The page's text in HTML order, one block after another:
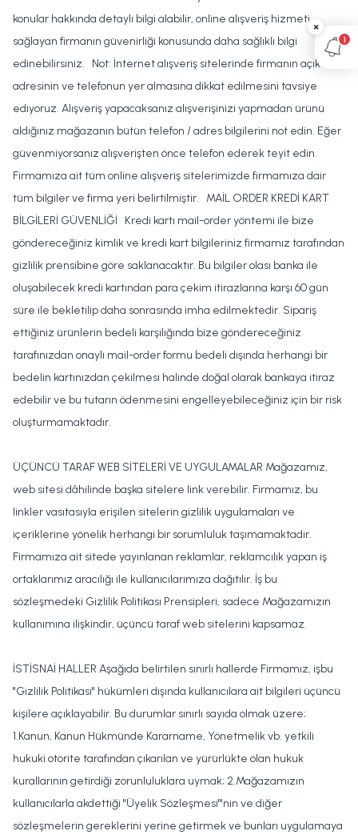
konular hakkında detaylı bilgi alabilir, online alışveriş hizmeti
sağlayan firmanın güvenirliği konusunda daha sağlıklı bilgi
edinebilirsiniz. Not: İnternet alışveriş sitelerinde firmanın açık
adresinin ve telefonun yer almasına dikkat edilmesini tavsiye
ediyoruz. Alışveriş yapacaksanız alışverişinizi yapmadan ürünü
aldığınız mağazanın bütün telefon / adres bilgilerini not edin. Eğer
güvenmiyorsanız alışverişten önce telefon ederek teyit edin.
Firmamıza ait tüm online alışveriş sitelerimizde firmamıza dair
tüm bilgiler ve firma yeri belirtilmiştir. MAİL ORDER KREDİ KART
BİLGİLERİ GÜVENLİĞİ Kredi kartı mail-order yöntemi ile bize
göndereceğiniz kimlik ve kredi kart bilgileriniz firmamız tarafından
gizlilik prensibine göre saklanacaktır. Bu bilgiler olası banka ile
oluşabilecek kredi kartından para çekim itirazlarına karşı 60 gün
süre ile bekletilip daha sonrasında imha edilmektedir. Sipariş
ettiğiniz ürünlerin bedeli karşılığında bize göndereceğiniz
tarafınızdan onaylı mail-order formu bedeli dışında herhangi bir
bedelin kartınızdan çekilmesi halinde doğal olarak bankaya itiraz
edebilir ve bu tutarın ödenmesini engelleyebileceğiniz için bir risk
oluşturmamaktadır.
ÜÇÜNCÜ TARAF WEB SİTELERİ VE UYGULAMALAR Mağazamız,
web sitesi dâhilinde başka sitelere link verebilir. Firmamız, bu
linkler vasıtasıyla erişilen sitelerin gizlilik uygulamaları ve
içeriklerine yönelik herhangi bir sorumluluk taşımamaktadır.
Firmamıza ait sitede yayınlanan reklamlar, reklamcılık yapan iş
ortaklarımız aracılığı ile kullanıcılarımıza dağıtılır. İş bu
sözleşmedeki Gizlilik Politikası Prensipleri, sadece Mağazamızın
kullanımına ilişkindir, üçüncü taraf web sitelerini kapsamaz.
İSTİSNAİ HALLER Aşağıda belirtilen sınırlı hallerde Firmamız, işbu
"Gizlilik Politikası" hükümleri dışında kullanıcılara ait bilgileri üçüncü
kişilere açıklayabilir. Bu durumlar sınırlı sayıda olmak üzere;
1.Kanun, Kanun Hükmünde Kararname, Yönetmelik vb. yetkili
hukuki otorite tarafından çıkarılan ve yürürlükte olan hukuk
kurallarının getirdiği zorunluluklara uymak; 2.Mağazamızın
kullanıcılarla akdettiği "Üyelik Sözleşmesi"'nin ve diğer
sözleşmelerin gereklerini yerine getirmek ve bunları uygulamaya
×
1